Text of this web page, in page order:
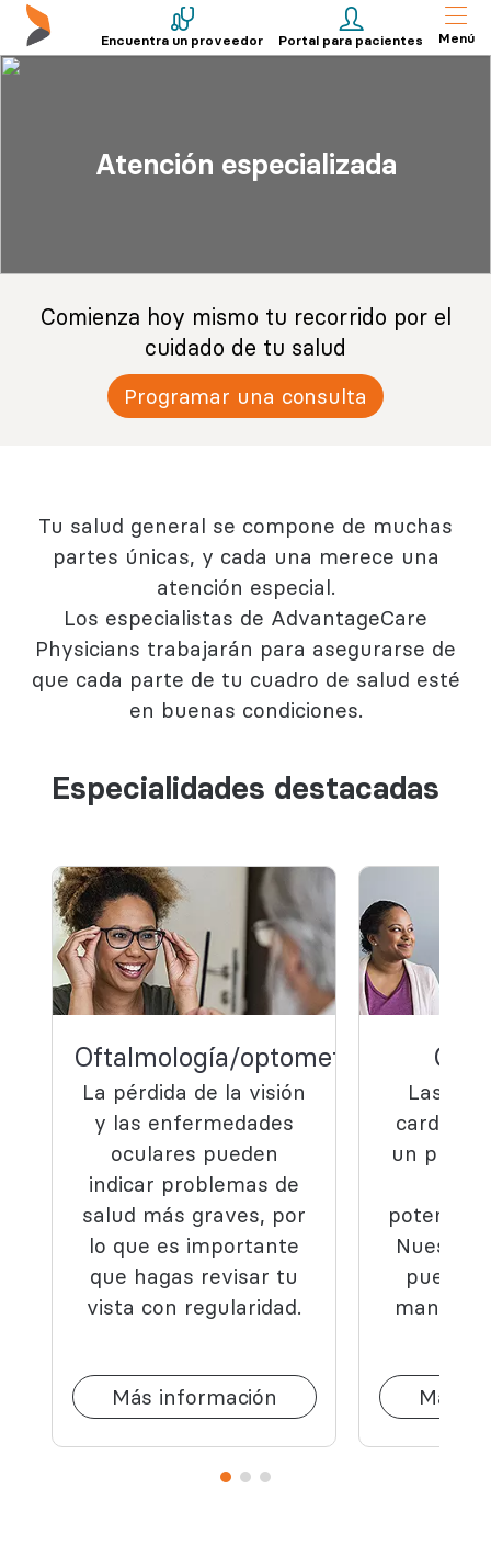
Encuentra un proveedor Portal para pacientes Menú
Atención especializada
Comienza hoy mismo tu recorrido por el
cuidado de tu salud
Programar una consulta
Tu salud general se compone de muchas
partes únicas, y cada una merece una
atención especial.
Los especialistas de AdvantageCare
Physicians trabajarán para asegurarse de
que cada parte de tu cuadro de salud esté
en buenas condiciones.
Especialidades destacadas
Oftalmología/optometría
La pérdida de la visión
y las enfermedades
oculares pueden
indicar problemas de
salud más graves, por
lo que es importante
que hagas revisar tu
vista con regularidad.
Más información
Las
un
pueden
Más